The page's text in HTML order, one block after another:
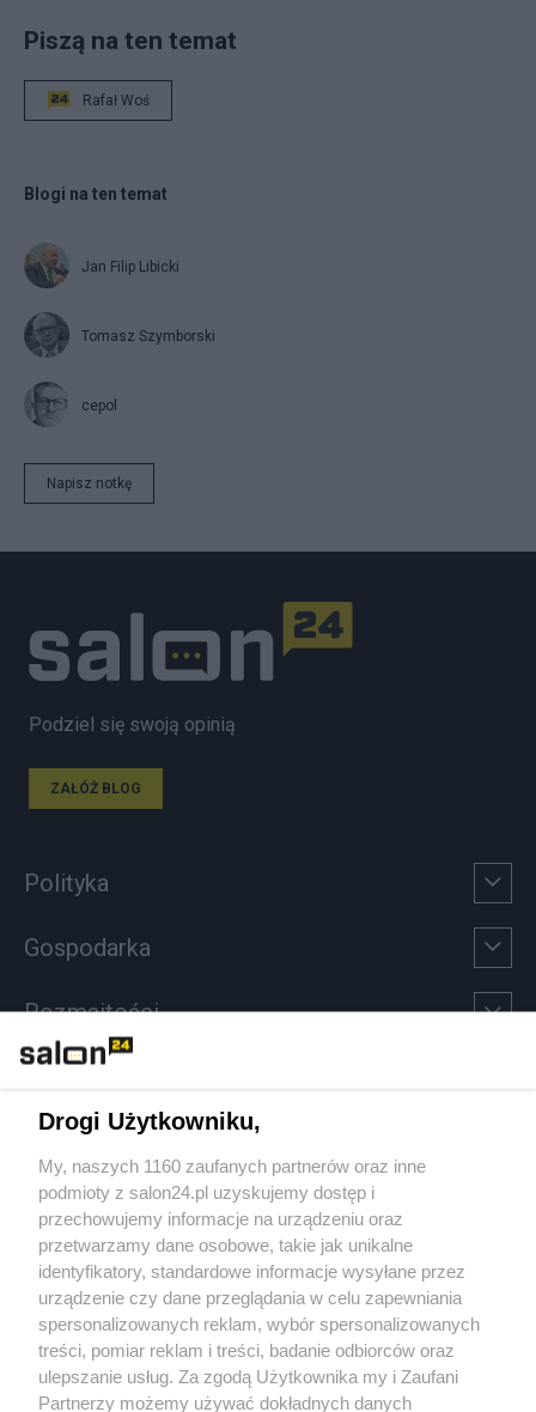
Piszą na ten temat
Rafał Woś
Blogi na ten temat
Jan Filip Libicki
Tomasz Szymborski
cepol
Napisz notkę
Podziel się swoją opinią
ZAŁÓŻ BLOG
Polityka
Gospodarka
Rozmaitości
Sport
Społeczeństwo
Kultura
X Facebook Instagram Youtube
Drogi Użytkowniku,
My, naszych 1160 zaufanych partnerów oraz inne
podmioty z salon24.pl uzyskujemy dostęp i
przechowujemy informacje na urządzeniu oraz
przetwarzamy dane osobowe, takie jak unikalne
identyfikatory, standardowe informacje wysyłane przez
urządzenie czy dane przeglądania w celu zapewniania
spersonalizowanych reklam, wybór spersonalizowanych
treści, pomiar reklam i treści, badanie odbiorców oraz
ulepszanie usług. Za zgodą Użytkownika my i Zaufani
Partnerzy możemy używać dokładnych danych